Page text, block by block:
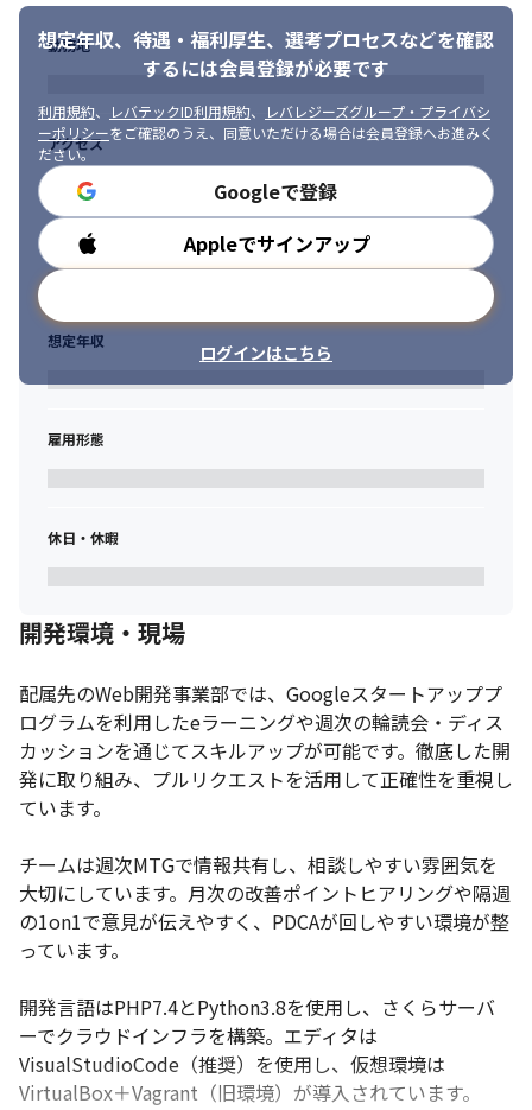
ポートし、メンバーの力を引き出せる方 効率的なプロジェクト運
営に自信がある方 変化に柔軟に対応し、技術の最前線に立ち続け
想定年収、待遇・福利厚生、 選考プロセスなどを確認
するには会員登録が必要です
利用規約、 レバテックID利用規約、
レバレジーズグループ・プライバシ
ーポリシーをご確認のうえ、同意いただける場合は会員登録へお進みく
ださい。
Googleで登録
Appleでサインアップ
ログインはこちら
勤務地
アクセス
勤務時間
想定年収
雇用形態
休日・休暇
開発環境・現場
配属先のWeb開発事業部では、Googleスタートアッププ
ログラムを利用したeラーニングや週次の輪読会・ディス
カッションを通じてスキルアップが可能です。徹底した開
発に取り組み、プルリクエストを活用して正確性を重視し
ています。
チームは週次MTGで情報共有し、相談しやすい雰囲気を
大切にしています。月次の改善ポイントヒアリングや隔週
の1on1で意見が伝えやすく、PDCAが回しやすい環境が整
っています。
開発言語はPHP7.4とPython3.8を使用し、さくらサーバ
ーでクラウドインフラを構築。エディタは
VisualStudioCode（推奨）を使用し、仮想環境は
VirtualBox＋Vagrant（旧環境）が導入されています。